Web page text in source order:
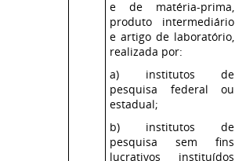
e de matéria-prima,
produto intermediário
e artigo de laboratório,
realizada por:
a) institutos de
pesquisa federal ou
estadual;
b) institutos de
pesquisa sem fins
lucrativos instituídos